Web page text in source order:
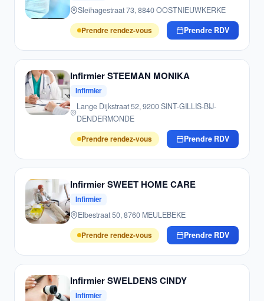
Sleihagestraat 73, 8840 OOSTNIEUWKERKE
Prendre rendez-vous
Prendre RDV
Infirmier STEEMAN MONIKA
Infirmier
Lange Dijkstraat 52, 9200 SINT-GILLIS-BIJ-
DENDERMONDE
Prendre rendez-vous
Prendre RDV
Infirmier SWEET HOME CARE
Infirmier
Elbestraat 50, 8760 MEULEBEKE
Prendre rendez-vous
Prendre RDV
Infirmier SWELDENS CINDY
Infirmier